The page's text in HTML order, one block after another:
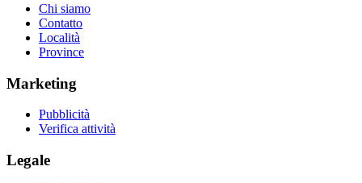
Chi siamo
Contatto
Località
Province
Marketing
Pubblicità
Verifica attività
Legale